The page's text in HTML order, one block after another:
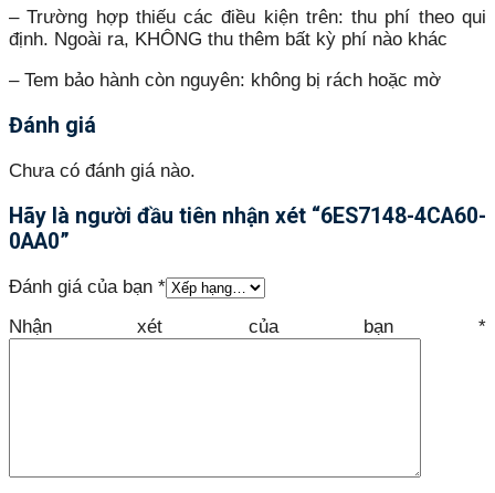
– Trường hợp thiếu các điều kiện trên: thu phí theo qui
định. Ngoài ra, KHÔNG thu thêm bất kỳ phí nào khác
– Tem bảo hành còn nguyên: không bị rách hoặc mờ
Đánh giá
Chưa có đánh giá nào.
Hãy là người đầu tiên nhận xét “6ES7148-4CA60-
0AA0”
Đánh giá của bạn *
Nhận xét của bạn *